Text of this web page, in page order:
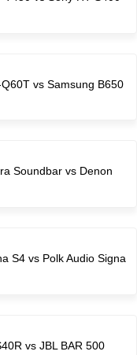
vs Samsung B650
Soundbar vs Denon
S4 vs Polk Audio Signa
vs JBL BAR 500